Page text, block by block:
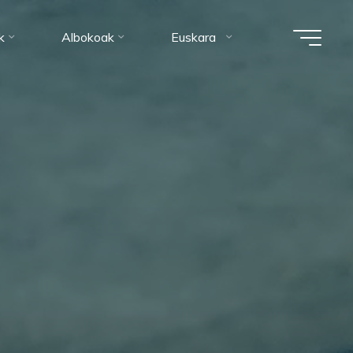
Albokoak Euskara